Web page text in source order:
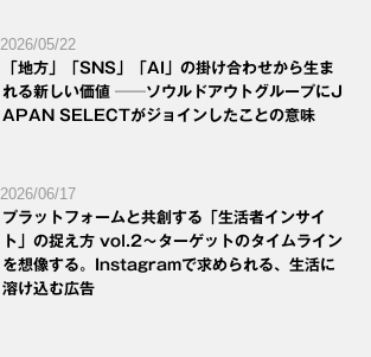
2026/05/22
「地方」「SNS」「AI」の掛け合わせから生ま
れる新しい価値 ──ソウルドアウトグループにJ
APAN SELECTがジョインしたことの意味
2026/06/17
プラットフォームと共創する「生活者インサイ
ト」の捉え方 vol.2～ターゲットのタイムライン
を想像する。Instagramで求められる、生活に
溶け込む広告